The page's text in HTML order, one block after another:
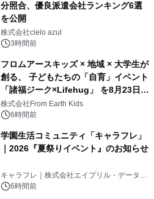
分照合、優良派遣会社ランキング6選
を公開
株式会社cielo azul
3時間前
フロムアースキッズ × 地域 × 大学生が
創る、 子どもたちの「自育」イベント
「諸福ジーク×Lifehug」 を8月23日
(日)開催
株式会社From Earth Kids
6時間前
学園生活コミュニティ「キャラフレ」
｜2026『夏祭りイベント』のお知らせ
キャラフレ｜株式会社エイプリル・データ・
デザインズ
6時間前